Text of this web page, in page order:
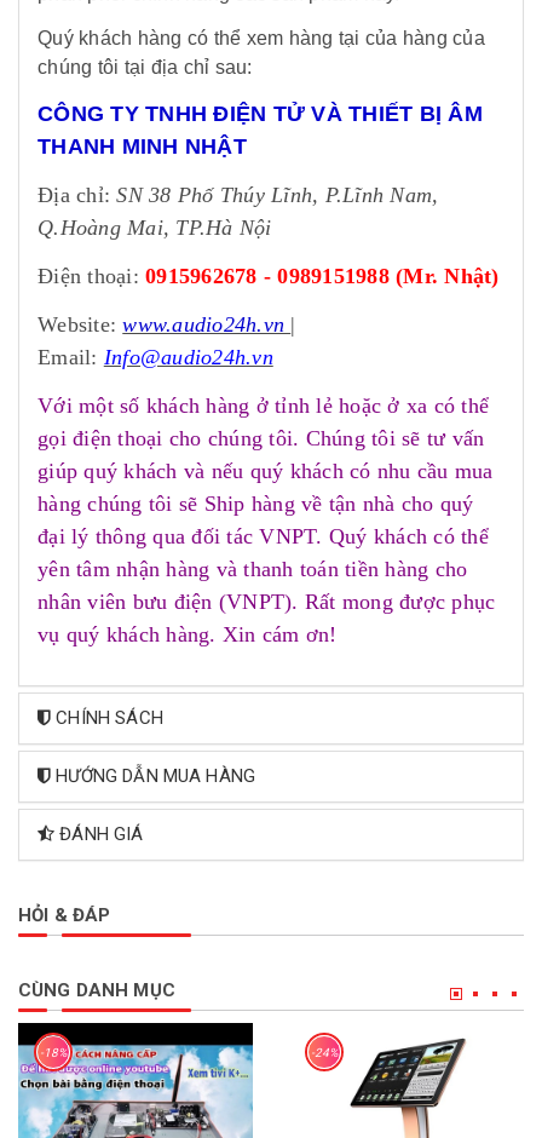
Quý khách hàng có thể xem hàng tại của hàng của
chúng tôi tại địa chỉ sau:
CÔNG TY TNHH ĐIỆN TỬ VÀ THIẾT BỊ ÂM
THANH MINH NHẬT
Địa chỉ:SN 38 Phố Thúy Lĩnh, P.Lĩnh Nam,
Q.Hoàng Mai, TP.Hà Nội
Điện thoại: 0915962678 - 0989151988 (Mr. Nhật)
Website:www.audio24h.vn |
Email: Info@audio24h.vn
Với một số khách hàng ở tỉnh lẻ hoặc ở xa có thể
gọi điện thoại cho chúng tôi. Chúng tôi sẽ tư vấn
giúp quý khách và nếu quý khách có nhu cầu mua
hàng chúng tôi sẽ Ship hàng về tận nhà cho quý
đại lý thông qua đối tác VNPT. Quý khách có thể
yên tâm nhận hàng và thanh toán tiền hàng cho
nhân viên bưu điện (VNPT). Rất mong được phục
vụ quý khách hàng. Xin cám ơn!
CHÍNH SÁCH
HƯỚNG DẪN MUA HÀNG
ĐÁNH GIÁ
HỎI & ĐÁP
CÙNG DANH MỤC
-18% -24%